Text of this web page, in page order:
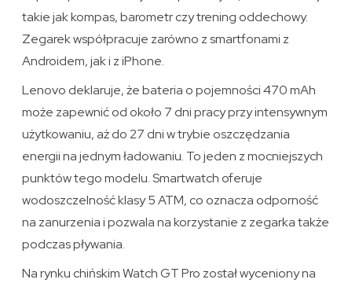
takie jak kompas, barometr czy trening oddechowy.
Zegarek współpracuje zarówno z smartfonami z
Androidem, jak i z iPhone.
Lenovo deklaruje, że bateria o pojemności 470 mAh
może zapewnić od około 7 dni pracy przy intensywnym
użytkowaniu, aż do 27 dni w trybie oszczędzania
energii na jednym ładowaniu. To jeden z mocniejszych
punktów tego modelu. Smartwatch oferuje
wodoszczelność klasy 5 ATM, co oznacza odporność
na zanurzenia i pozwala na korzystanie z zegarka także
podczas pływania.
Na rynku chińskim Watch GT Pro został wyceniony na